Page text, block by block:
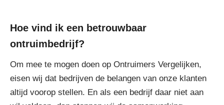
Hoe vind ik een betrouwbaar
ontruimbedrijf?
Om mee te mogen doen op Ontruimers Vergelijken,
eisen wij dat bedrijven de belangen van onze klanten
altijd voorop stellen. En als een bedrijf daar niet aan